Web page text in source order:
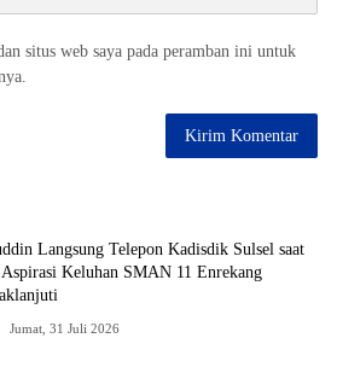
situs web saya pada peramban ini untuk
Langsung Telepon Kadisdik Sulsel saat
Aspirasi Keluhan SMAN 11 Enrekang
Jumat, 31 Juli 2026